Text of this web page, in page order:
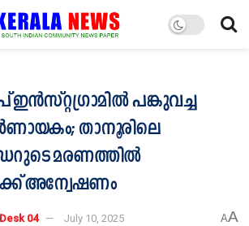
പങ്കുവച്ച
താനൂരിലെ
മരണത്തിൽ
അന്വേഷണം
04 July 10, 2025 AA